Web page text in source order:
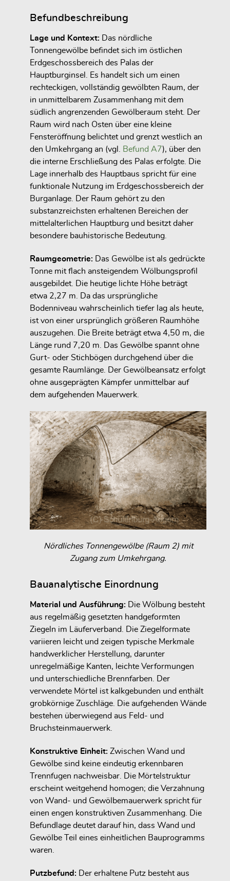
Befundbeschreibung
Lage und Kontext: Das nördliche
Tonnengewölbe befindet sich im östlichen
Erdgeschossbereich des Palas der
Hauptburginsel. Es handelt sich um einen
rechteckigen, vollständig gewölbten Raum, der
in unmittelbarem Zusammenhang mit dem
südlich angrenzenden Gewölberaum steht. Der
Raum wird nach Osten über eine kleine
Fensteröffnung belichtet und grenzt westlich an
den Umkehrgang an (vgl.
Befund A7), über den
die interne Erschließung des Palas erfolgte. Die
Lage innerhalb des Hauptbaus spricht für eine
funktionale Nutzung im Erdgeschossbereich der
Burganlage. Der Raum gehört zu den
substanzreichsten erhaltenen Bereichen der
mittelalterlichen Hauptburg und besitzt daher
besondere bauhistorische Bedeutung.
Raumgeometrie: Das Gewölbe ist als gedrückte
Tonne mit flach ansteigendem Wölbungsprofil
ausgebildet. Die heutige lichte Höhe beträgt
etwa 2,27 m. Da das ursprüngliche
Bodenniveau wahrscheinlich tiefer lag als heute,
ist von einer ursprünglich größeren Raumhöhe
auszugehen. Die Breite beträgt etwa 4,50 m, die
Länge rund 7,20 m. Das Gewölbe spannt ohne
Gurt- oder Stichbögen durchgehend über die
gesamte Raumlänge. Der Gewölbeansatz erfolgt
ohne ausgeprägten Kämpfer unmittelbar auf
dem aufgehenden Mauerwerk.
Nördliches Tonnengewölbe (Raum 2) mit
Zugang zum Umkehrgang.
Bauanalytische Einordnung
Material und Ausführung: Die Wölbung besteht
aus regelmäßig gesetzten handgeformten
Ziegeln im Läuferverband. Die Ziegelformate
variieren leicht und zeigen typische Merkmale
handwerklicher Herstellung, darunter
unregelmäßige Kanten, leichte Verformungen
und unterschiedliche Brennfarben. Der
verwendete Mörtel ist kalkgebunden und enthält
grobkörnige Zuschläge. Die aufgehenden Wände
bestehen überwiegend aus Feld- und
Bruchsteinmauerwerk.
Konstruktive Einheit: Zwischen Wand und
Gewölbe sind keine eindeutig erkennbaren
Trennfugen nachweisbar. Die Mörtelstruktur
erscheint weitgehend homogen; die Verzahnung
von Wand- und Gewölbemauerwerk spricht für
einen engen konstruktiven Zusammenhang. Die
Befundlage deutet darauf hin, dass Wand und
Gewölbe Teil eines einheitlichen Bauprogramms
waren.
Putzbefund: Der erhaltene Putz besteht aus